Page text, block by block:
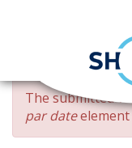
Skip
main
content
ERROR
MESSAGE
The submitted
par dateelement